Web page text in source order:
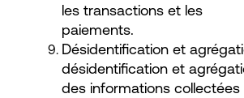
les transactions et les
paiements.
Désidentification et
désidentification et
des informations collectées